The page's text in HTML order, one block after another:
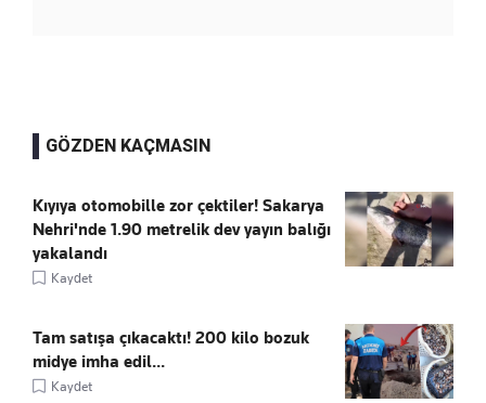
GÖZDEN KAÇMASIN
Kıyıya otomobille zor çektiler! Sakarya
Nehri'nde 1.90 metrelik dev yayın balığı
yakalandı
Kaydet
Tam satışa çıkacaktı! 200 kilo bozuk
midye imha edil...
Kaydet